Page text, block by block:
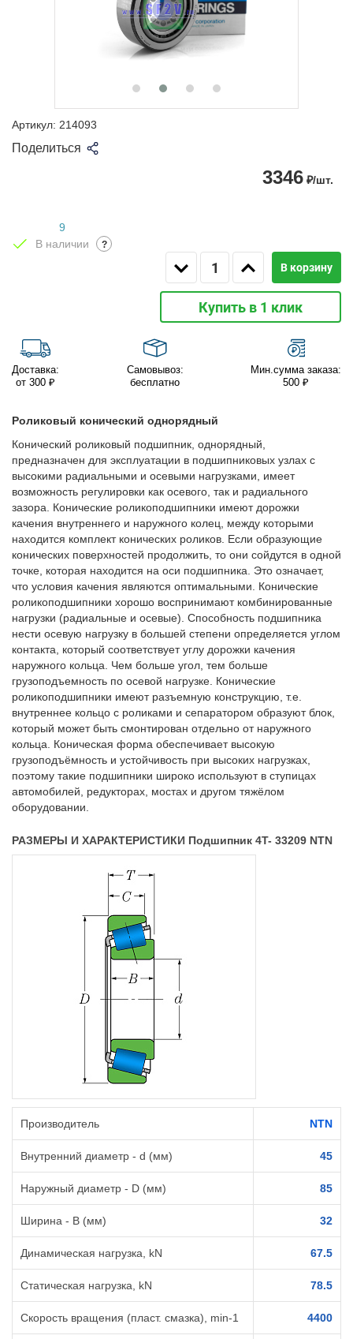
Артикул: 214093
Поделиться
3346 ₽/шт.
9
В наличии
?
В корзину
Купить в 1 клик
Доставка:
от 300 ₽
Самовывоз:
бесплатно
Мин.сумма заказа:
500 ₽
Роликовый конический однорядный
Конический роликовый подшипник, однорядный,
предназначен для эксплуатации в подшипниковых узлах с
высокими радиальными и осевыми нагрузками, имеет
возможность регулировки как осевого, так и радиального
зазора. Конические роликоподшипники имеют дорожки
качения внутреннего и наружного колец, между которыми
находится комплект конических роликов. Если образующие
конических поверхностей продолжить, то они сойдутся в одной
точке, которая находится на оси подшипника. Это означает,
что условия качения являются оптимальными. Конические
роликоподшипники хорошо воспринимают комбинированные
нагрузки (радиальные и осевые). Способность подшипника
нести осевую нагрузку в большей степени определяется углом
контакта, который соответствует углу дорожки качения
наружного кольца. Чем больше угол, тем больше
грузоподъемность по осевой нагрузке. Конические
роликоподшипники имеют разъемную конструкцию, т.е.
внутреннее кольцо с роликами и сепаратором образуют блок,
который может быть смонтирован отдельно от наружного
кольца. Коническая форма обеспечивает высокую
грузоподъёмность и устойчивость при высоких нагрузках,
поэтому такие подшипники широко используют в ступицах
автомобилей, редукторах, мостах и другом тяжёлом
оборудовании.
РАЗМЕРЫ И ХАРАКТЕРИСТИКИ Подшипник 4T- 33209 NTN
Производитель NTN
Внутренний диаметр - d (мм) 45
Наружный диаметр - D (мм) 85
Ширина - B (мм) 32
Динамическая нагрузка, kN 67.5
Статическая нагрузка, kN 78.5
Скорость вращения (пласт. смазка), min-1 4400